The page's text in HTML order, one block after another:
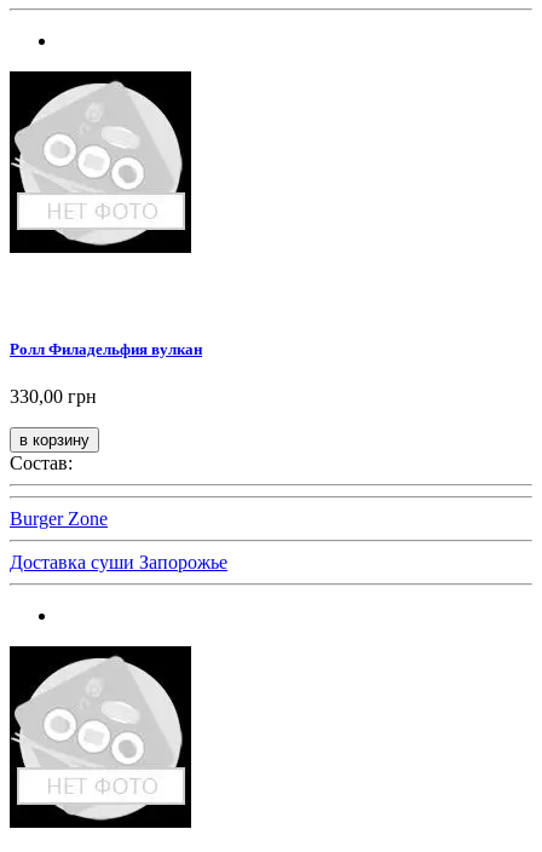
Ролл Филадельфия вулкан
330,00 грн
Состав:
Burger Zone
Доставка суши Запорожье